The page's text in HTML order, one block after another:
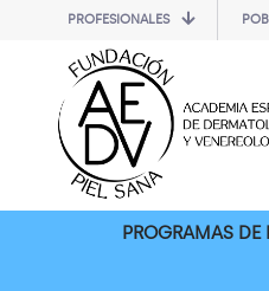
PROFESIONALES
PROGRAMAS DE